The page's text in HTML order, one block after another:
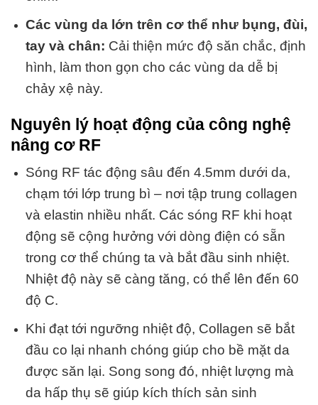
Các vùng da lớn trên cơ thể như bụng, đùi,
tay và chân: Cải thiện mức độ săn chắc, định
hình, làm thon gọn cho các vùng da dễ bị
chảy xệ này.
Nguyên lý hoạt động của công nghệ
nâng cơ RF
Sóng RF tác động sâu đến 4.5mm dưới da,
chạm tới lớp trung bì – nơi tập trung collagen
và elastin nhiều nhất. Các sóng RF khi hoạt
động sẽ cộng hưởng với dòng điện có sẵn
trong cơ thể chúng ta và bắt đầu sinh nhiệt.
Nhiệt độ này sẽ càng tăng, có thể lên đến 60
độ C.
Khi đạt tới ngưỡng nhiệt độ, Collagen sẽ bắt
đầu co lại nhanh chóng giúp cho bề mặt da
được săn lại. Song song đó, nhiệt lượng mà
da hấp thụ sẽ giúp kích thích sản sinh